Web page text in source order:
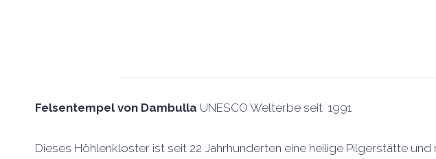
Felsentempel von Dambulla UNESCO Welterbe seit 1991
Dieses Höhlenkloster ist seit 22 Jahrhunderten eine heilige Pilgerstätte